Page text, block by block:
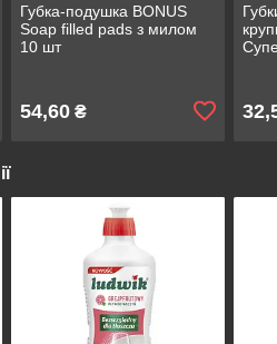
Губка-подушка BONUS
Soap filled pads з милом
10 шт
54,60₴